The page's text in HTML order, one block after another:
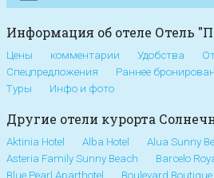
Информация об отеле Отель
Цены комментарии Удобства
Спецпредложения
Раннее
Туры
Инфо и фото
Другие отели курорта
Aktinia Hotel Alba Hotel
Alua Sunny
Asteria Family Sunny Beach
Barcelo
Blue Pearl Aparthotel
Boulevard Boutique